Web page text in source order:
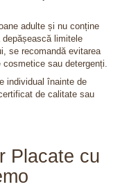
adulte și nu conține
limitele
se recomandă evitarea
sau detergenți.
individual înainte de
de calitate sau
Placate cu